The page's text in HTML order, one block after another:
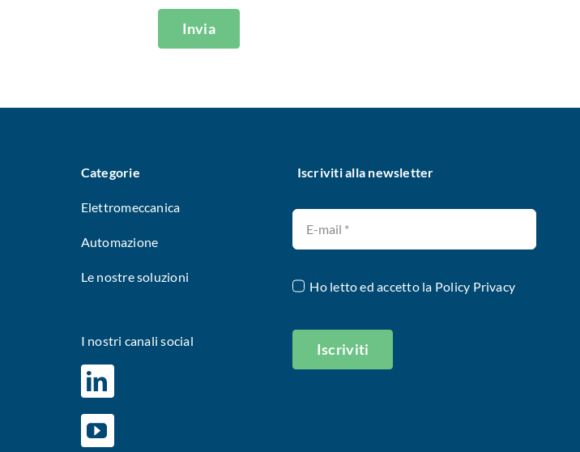
Invia
Categorie
Elettromeccanica
Automazione
Le nostre soluzioni
I nostri canali social
Iscriviti alla newsletter
Ho letto ed accetto la Policy Privacy
Iscriviti